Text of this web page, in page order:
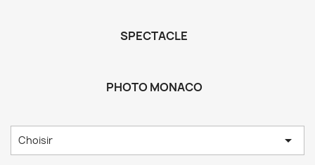
SPECTACLE
PHOTO MONACO
Choisir 